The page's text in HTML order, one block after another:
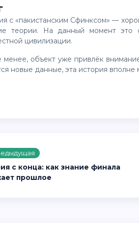
теории. На данный момент это
цивилизации.
новые данные, эта история
с конца: как знание финала
прошлое